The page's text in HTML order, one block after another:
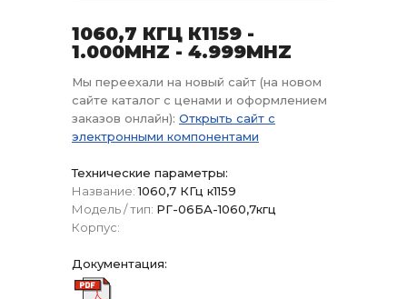
1060,7 КГЦ К1159 -
1.000MHZ - 4.999MHZ
Мы переехали на новый сайт (на новом
сайте каталог с ценами и оформлением
заказов онлайн): Открыть сайт с
электронными компонентами
Технические параметры:
Название: 1060,7 КГц к1159
Модель / тип: РГ-06БА-1060,7кгц
Корпус:
Документация: